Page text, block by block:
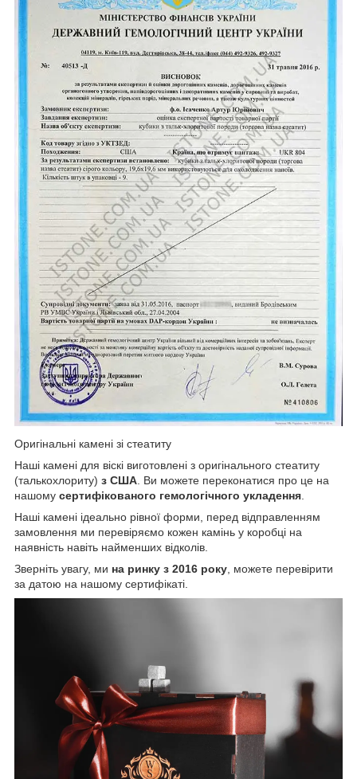
Оригінальні камені зі стеатиту
Наші камені для віскі виготовлені з оригінального стеатиту
(талькохлориту) з США . Ви можете переконатися про це на
нашому сертифікованого гемологічного укладення
Наші камені ідеально рівної форми, перед відправленням
замовлення ми перевіряємо кожен камінь у коробці на
наявність навіть найменших відколів.
Зверніть увагу, ми на ринку з 2016 року , можете перевірити
за датою на нашому сертифікаті.